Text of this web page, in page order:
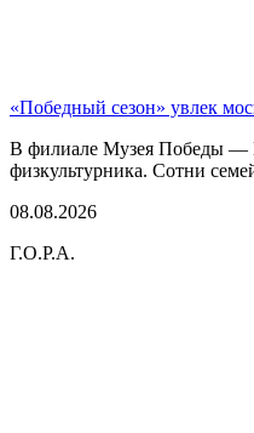
«Победный сезон» увлек
В филиале Музея Победы —
физкультурника. Сотни
08.08.2026
Г.О.Р.А.